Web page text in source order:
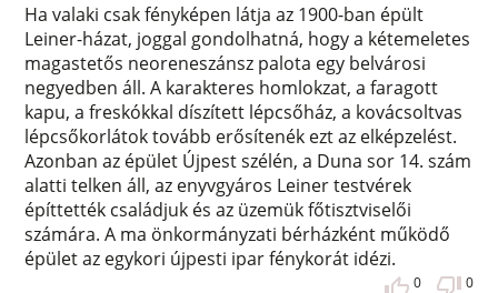
Ha valaki csak fényképen látja az 1900-ban épült
Leiner-házat, joggal gondolhatná, hogy a kétemeletes
magastetős neoreneszánsz palota egy belvárosi
negyedben áll. A karakteres homlokzat, a faragott
kapu, a freskókkal díszített lépcsőház, a kovácsoltvas
lépcsőkorlátok tovább erősítenék ezt az elképzelést.
Azonban az épület Újpest szélén, a Duna sor 14. szám
alatti telken áll, az enyvgyáros Leiner testvérek
építtették családjuk és az üzemük főtisztviselői
számára. A ma önkormányzati bérházként működő
épület az egykori újpesti ipar fénykorát idézi.
0 0